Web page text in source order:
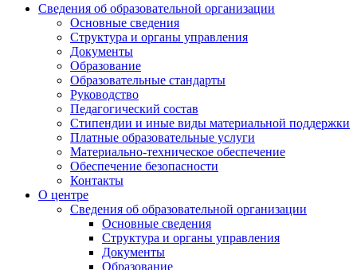
Сведения об образовательной организации
Основные сведения
Структура и органы управления
Документы
Образование
Образовательные стандарты
Руководство
Педагогический состав
Стипендии и иные виды материальной поддержки
Платные образовательные услуги
Материально-техническое обеспечение
Обеспечение безопасности
Контакты
О центре
Сведения об образовательной организации
Основные сведения
Структура и органы управления
Документы
Образование